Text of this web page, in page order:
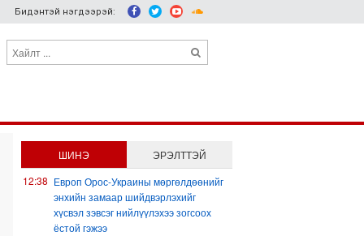
Бидэнтэй нэгдээрэй:
ШИНЭ
ЭРЭЛТТЭЙ
12:38 Европ Орос-Украины мөргөлдөөнийг
энхийн замаар шийдвэрлэхийг
хүсвэл зэвсэг нийлүүлэхээ зогсоох
ёстой гэжээ